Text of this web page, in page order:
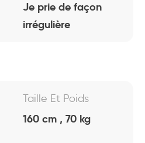
Je prie de façon
irrégulière
Taille Et Poids
160 cm , 70 kg